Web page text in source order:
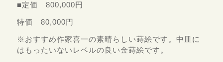
■定価 800,000円
特価 80,000円
※おすすめ作家喜一の素晴らしい蒔絵です。中皿に
はもったいないレベルの良い金蒔絵です。